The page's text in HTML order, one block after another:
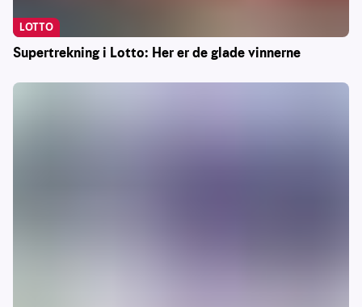
Supertrekning i Lotto: Her er de glade vinnerne
LOTTO